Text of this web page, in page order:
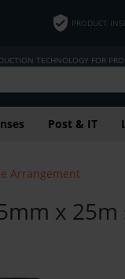
PRODUCT
TECHNOLOGY FOR
Post & IT
Arrangement
x 25m